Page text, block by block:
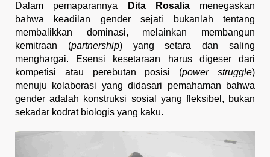
Dalam pemaparannya Dita Rosalia menegaskan
bahwa keadilan gender sejati bukanlah tentang
membalikkan dominasi, melainkan membangun
kemitraan (partnership) yang setara dan saling
menghargai. Esensi kesetaraan harus digeser dari
kompetisi atau perebutan posisi (power struggle)
menuju kolaborasi yang didasari pemahaman bahwa
gender adalah konstruksi sosial yang fleksibel, bukan
sekadar kodrat biologis yang kaku.